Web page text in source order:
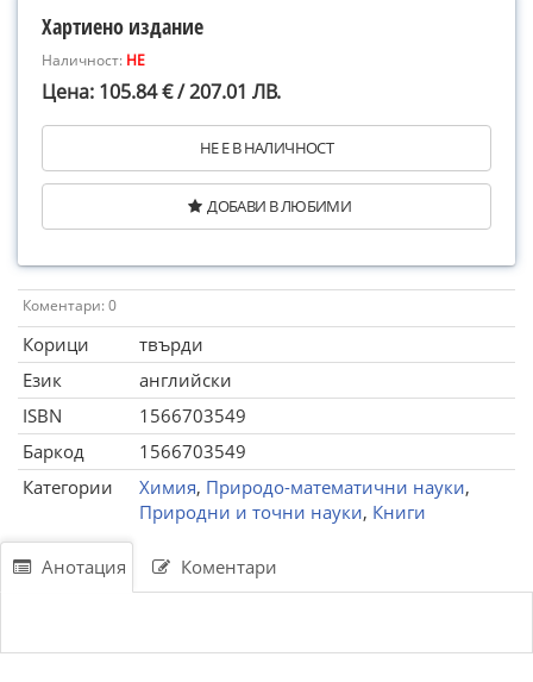
Хартиено издание
Наличност: НЕ
Цена: 105.84 € / 207.01 ЛВ.
НЕ Е В НАЛИЧНОСТ
ДОБАВИ В ЛЮБИМИ
Коментари: 0
Корици
твърди
Език
английски
ISBN
1566703549
Баркод
1566703549
Категории
Химия, Природо-математични науки,
Природни и точни науки, Книги
Анотация Коментари